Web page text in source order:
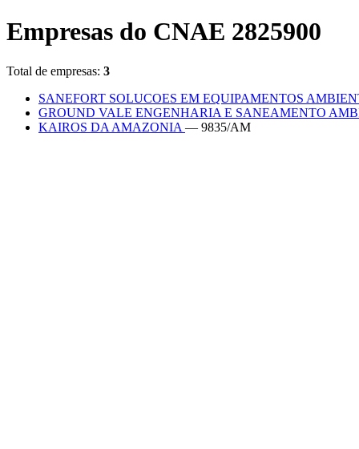
Empresas do CNAE 2825900
Total de empresas: 3
SANEFORT SOLUCOES EM EQUIPAMENTOS
GROUND VALE ENGENHARIA E SANEAMENTO
KAIROS DA AMAZONIA — 9835/AM